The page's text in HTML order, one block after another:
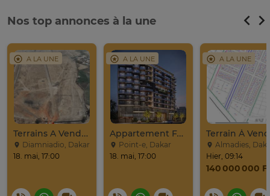
Nos top annonces à la une
A LA UNE
Terrains A Vendre / Emeral Prime City De Diamniadio
Diamniadio, Dakar
18. mai, 17:00
A LA UNE
Appartement F4 Au Point E / Résidence CHEIKH LAMINE
Point-e, Dakar
18. mai, 17:00
A LA UNE
Almadies,
Hier, 09:14